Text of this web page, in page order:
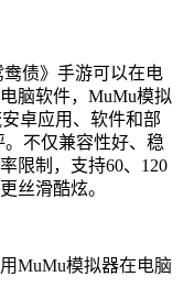
债》手游可以在电
脑软件，MuMu模拟
卓应用、软件和部
不仅兼容性好、稳
限制，支持60、120
丝滑酷炫。
MuMu模拟器在电脑